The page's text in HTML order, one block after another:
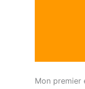
Mon premier